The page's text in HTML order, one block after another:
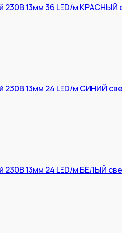
230В 13мм 36 LED/м КРАСНЫЙ
13мм 24 LED/м СИНИЙ
13мм 24 LED/м БЕЛЫЙ